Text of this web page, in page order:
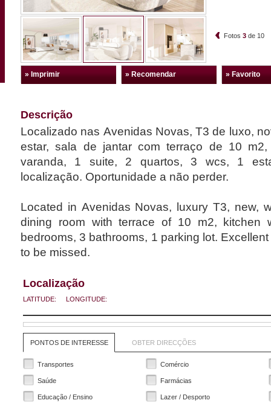
Fotos 3 de 10
» Imprimir » Recomendar » Favorito
Descrição
Localizado nas Avenidas Novas, T3 de luxo,
estar, sala de jantar com terraço de 10 m2, cozinha equipada com
varanda, 1 suite, 2 quartos, 3 wcs, 1
localização. Oportunidade a não perder.
Located in Avenidas Novas, luxury T3, new,
dining room with terrace of 10 m2, kitchen
bedrooms, 3 bathrooms, 1 parking lot.
to be missed.
Localização
LATITUDE: LONGITUDE:
PONTOS DE INTERESSE OBTER DIRECÇÕES
Transportes Comércio
Saúde Farmácias
Educação / Ensino Lazer / Desporto